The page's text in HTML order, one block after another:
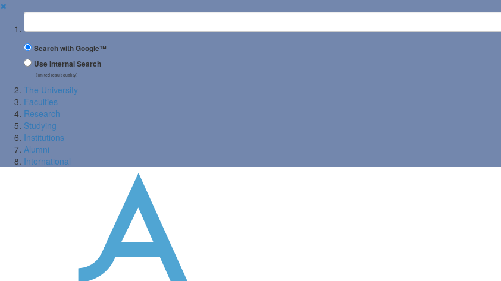
✖
Suchbegriff
Search with Google™
Use Internal Search
(limited result quality)
The University
Faculties
Research
Studying
Institutions
Alumni
International